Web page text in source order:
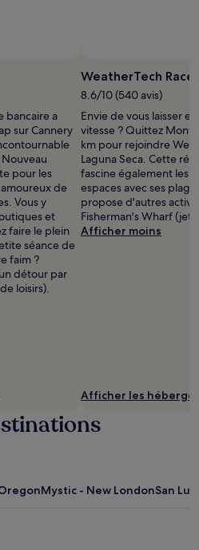
bancaire a
sur Cannery
pour les
de
Vous y
et
faire le plein
séance de
faim ?
détour par
loisirs).
WeatherTech
8.6/10 (540 avis)
Envie de vous laisser
vitesse ? Quittez
km pour rejoindre
Laguna Seca. Cette
fascine également les
espaces avec ses
propose d'autres
Fisherman's Wharf
Afficher moins
Afficher les
Mystic - New LondonSan